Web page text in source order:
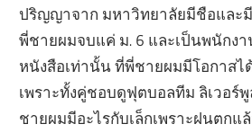
ปริญญาจาก มหาวิทยาลัยมีชือและ
พี่ชายผมจบแค่ ม. 6 และเป็นพนักง
หนังสือเท่านั้น ที่พี่ชายผมมีโอกาสไ
เพราะทั้งคู่ชอบดูฟุตบอลทีม ลิเวอร์
ชายผมมีอะไรกับเล็กเพราะฝนตกแ